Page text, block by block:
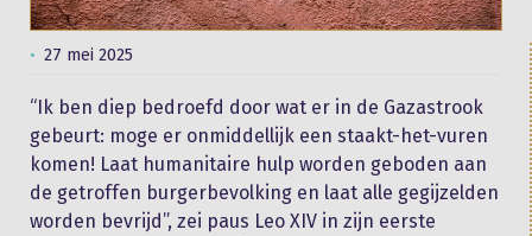
27 mei 2025
“Ik ben diep bedroefd door wat er in de Gazastrook
gebeurt: moge er onmiddellijk een staakt-het-vuren
komen! Laat humanitaire hulp worden geboden aan
de getroffen burgerbevolking en laat alle gegijzelden
worden bevrijd”, zei paus Leo XIV in zijn eerste